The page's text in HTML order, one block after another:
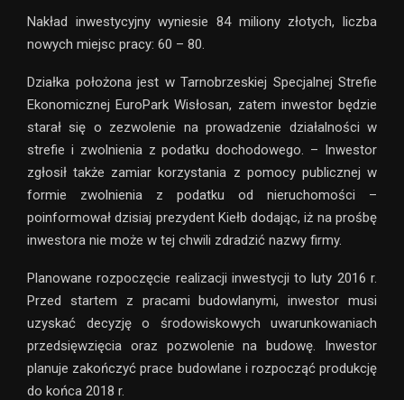
Nakład inwestycyjny wyniesie 84 miliony złotych, liczba
nowych miejsc pracy: 60 – 80.
Działka położona jest w Tarnobrzeskiej Specjalnej Strefie
Ekonomicznej EuroPark Wisłosan, zatem inwestor będzie
starał się o zezwolenie na prowadzenie działalności w
strefie i zwolnienia z podatku dochodowego. – Inwestor
zgłosił także zamiar korzystania z pomocy publicznej w
formie zwolnienia z podatku od nieruchomości –
poinformował dzisiaj prezydent Kiełb dodając, iż na prośbę
inwestora nie może w tej chwili zdradzić nazwy firmy.
Planowane rozpoczęcie realizacji inwestycji to luty 2016 r.
Przed startem z pracami budowlanymi, inwestor musi
uzyskać decyzję o środowiskowych uwarunkowaniach
przedsięwzięcia oraz pozwolenie na budowę. Inwestor
planuje zakończyć prace budowlane i rozpocząć produkcję
do końca 2018 r.